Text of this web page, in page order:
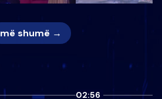
më shumë →
02:56